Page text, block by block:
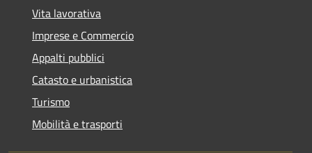
Vita lavorativa
Imprese e Commercio
Appalti pubblici
Catasto e urbanistica
Turismo
Mobilità e trasporti